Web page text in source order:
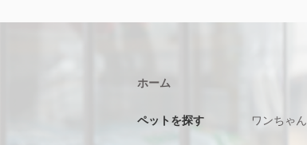
ホーム
ペットを探す ワンちゃん